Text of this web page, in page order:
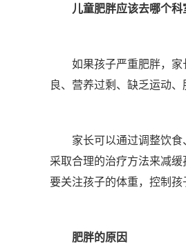
儿童肥胖应该去哪个科
如果孩子严重肥胖，
良、营养过剩、缺乏运动
家长可以通过调整饮
采取合理的治疗方法来减
要关注孩子的体重，控制孩
肥胖的原因